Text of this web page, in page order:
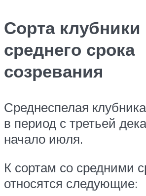
Сорта клубники
среднего срока
созревания
Среднеспелая
в период с третьей
начало июля.
К сортам со средними
относятся следующие: